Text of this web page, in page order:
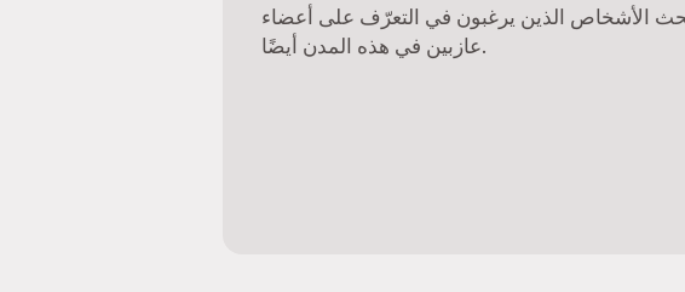
الأشخاص الذين يرغبون في التعرّف على أعضاء
عازبين في هذه المدن أيضًا.